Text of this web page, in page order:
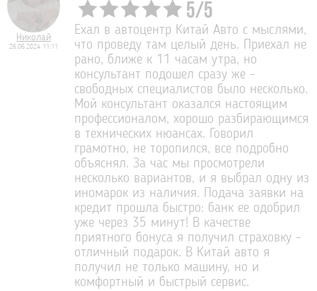
Николай
26.06.2024 11:11
5/5
Ехал в автоцентр Китай Авто с мыслями,
что проведу там целый день. Приехал не
рано, ближе к 11 часам утра, но
консультант подошел сразу же -
свободных специалистов было несколько.
Мой консультант оказался настоящим
профессионалом, хорошо разбирающимся
в технических нюансах. Говорил
грамотно, не торопился, все подробно
объяснял. За час мы просмотрели
несколько вариантов, и я выбрал одну из
иномарок из наличия. Подача заявки на
кредит прошла быстро: банк ее одобрил
уже через 35 минут! В качестве
приятного бонуса я получил страховку -
отличный подарок. В Китай авто я
получил не только машину, но и
комфортный и быстрый сервис.